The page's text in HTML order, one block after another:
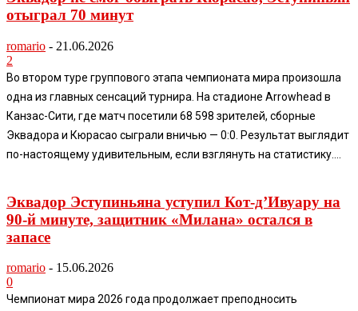
отыграл 70 минут
romario - 21.06.2026
2
Во втором туре группового этапа чемпионата мира произошла
одна из главных сенсаций турнира. На стадионе Arrowhead в
Канзас-Сити, где матч посетили 68 598 зрителей, сборные
Эквадора и Кюрасао сыграли вничью — 0:0. Результат выглядит
по-настоящему удивительным, если взглянуть на статистику....
Эквадор Эступиньяна уступил Кот-д’Ивуару на
90-й минуте, защитник «Милана» остался в
запасе
romario - 15.06.2026
0
Чемпионат мира 2026 года продолжает преподносить